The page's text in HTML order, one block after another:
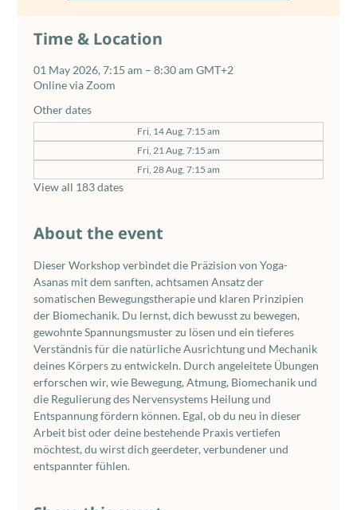
Time & Location
01 May 2026, 7:15 am – 8:30 am GMT+2
Online via Zoom
Other dates
Fri, 14 Aug, 7:15 am
Fri, 21 Aug, 7:15 am
Fri, 28 Aug, 7:15 am
View all 183 dates
About the event
Dieser Workshop verbindet die Präzision von Yoga-
Asanas mit dem sanften, achtsamen Ansatz der
somatischen Bewegungstherapie und klaren Prinzipien
der Biomechanik. Du lernst, dich bewusst zu bewegen,
gewohnte Spannungsmuster zu lösen und ein tieferes
Verständnis für die natürliche Ausrichtung und Mechanik
deines Körpers zu entwickeln. Durch angeleitete Übungen
erforschen wir, wie Bewegung, Atmung, Biomechanik und
die Regulierung des Nervensystems Heilung und
Entspannung fördern können. Egal, ob du neu in dieser
Arbeit bist oder deine bestehende Praxis vertiefen
möchtest, du wirst dich geerdeter, verbundener und
entspannter fühlen.